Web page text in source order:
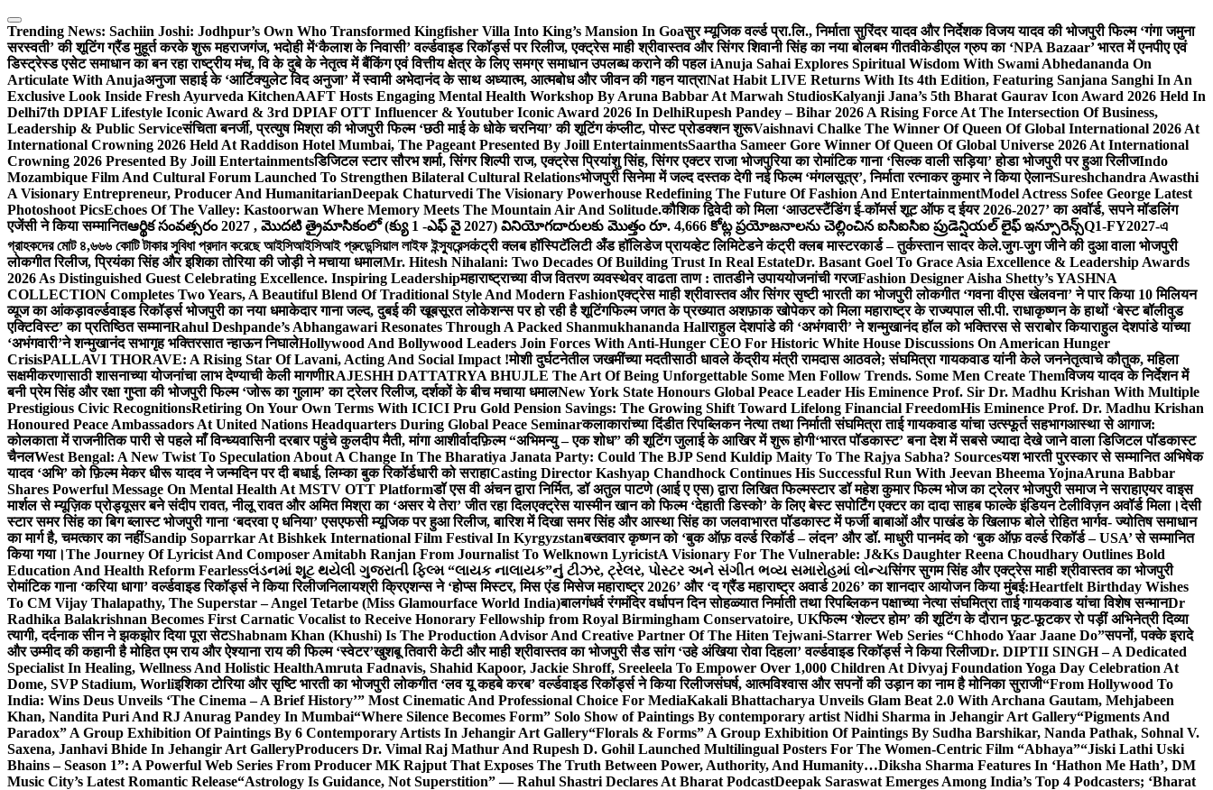
Skip
to
content
Trending News: Sachiin Joshi: Jodhpur’s Own Who Transformed Kingfisher Villa Into King’s Mansion In Goaसुर म्यूजिक वर्ल्ड प्रा.लि., निर्माता सुरिंदर यादव और निर्देशक विजय यादव की भोजपुरी फिल्म ‘गंगा जमुना
सरस्वती’ की शूटिंग ग्रैंड मुहूर्त करके शुरू महराजगंज, भदोही में‘कैलाश के निवासी’ वर्ल्डवाइड रिकॉर्ड्स पर रिलीज, एक्ट्रेस माही श्रीवास्तव और सिंगर शिवानी सिंह का नया बोलबम गीतवीकेडीएल ग्रुप का ‘NPA Bazaar’ भारत में एनपीए एवं
डिस्ट्रेस्ड एसेट समाधान का बन रहा राष्ट्रीय मंच, वि के दुबे के नेतृत्व में बैंकिंग एवं वित्तीय क्षेत्र के लिए समग्र समाधान उपलब्ध कराने की पहल iAnuja Sahai Explores Spiritual Wisdom With Swami Abhedananda On
Articulate With Anujaअनुजा सहाई के ‘आर्टिक्युलेट विद अनुजा’ में स्वामी अभेदानंद के साथ अध्यात्म, आत्मबोध और जीवन की गहन यात्राNat Habit LIVE Returns With Its 4th Edition, Featuring Sanjana Sanghi In An
Exclusive Look Inside Fresh Ayurveda KitchenAAFT Hosts Engaging Mental Health Workshop By Aruna Babbar At Marwah StudiosKalyanji Jana’s 5th Bharat Gaurav Icon Award 2026 Held In
Delhi7th DPIAF Lifestyle Iconic Award & 3rd DPIAF OTT Influencer & Youtuber Iconic Award 2026 In DelhiRupesh Pandey – Bihar 2026 A Rising Force At The Intersection Of Business,
Leadership & Public Serviceसंचिता बनर्जी, प्रत्युष मिश्रा की भोजपुरी फिल्म ‘छठी माई के धोके चरनिया’ की शूटिंग कंप्लीट, पोस्ट प्रोडक्शन शुरूVaishnavi Chalke The Winner Of Queen Of Global International 2026 At
International Crowning 2026 Held At Raddison Hotel Mumbai, The Pageant Presented By Joill EntertainmentsSaartha Sameer Gore Winner Of Queen Of Global Universe 2026 At International
Crowning 2026 Presented By Joill Entertainmentsडिजिटल स्टार सौरभ शर्मा, सिंगर शिल्पी राज, एक्ट्रेस प्रियांशु सिंह, सिंगर एक्टर राजा भोजपुरिया का रोमांटिक गाना ‘सिल्क वाली सड़िया’ होडा भोजपुरी पर हुआ रिलीजIndo
Mozambique Film And Cultural Forum Launched To Strengthen Bilateral Cultural Relationsभोजपुरी सिनेमा में जल्द दस्तक देगी नई फिल्म ‘मंगलसूत्र’, निर्माता रत्नाकर कुमार ने किया ऐलानSureshchandra Awasthi
A Visionary Entrepreneur, Producer And HumanitarianDeepak Chaturvedi The Visionary Powerhouse Redefining The Future Of Fashion And EntertainmentModel Actress Sofee George Latest
Photoshoot PicsEchoes Of The Valley: Kastoorwan Where Memory Meets The Mountain Air And Solitude.कौशिक द्विवेदी को मिला ‘आउटस्टैंडिंग ई-कॉमर्स शूट ऑफ द ईयर 2026-2027’ का अवॉर्ड, सपने मॉडलिंग
एजेंसी ने किया सम्मानितఆర్థిక సంవత్సరం 2027 , మొదటి త్రైమాసికంలో (క్యు 1 -ఎఫ్ వై 2027) వినియోగదారులకు మొత్తం రూ. 4,666 కోట్ల ప్రయోజనాలను చెల్లించిన ఐసిఐసిఐ ప్రుడెన్షియల్ లైఫ్ ఇన్సూరెన్స్Q1-FY2027-এ
গ্রাহকদের মোট ৪,৬৬৬ কোটি টাকার সুবিধা প্রদান করেছে আইসিআইসিআই প্রুডেন্সিয়াল লাইফ ইন্স্যুরেন্সकंट्री क्लब हॉस्पिटॅलिटी अँड हॉलिडेज प्रायव्हेट लिमिटेडने कंट्री क्लब मास्टरकार्ड – तुर्कस्तान सादर केले.जुग-जुग जीने की दुआ वाला भोजपुरी
लोकगीत रिलीज, प्रियंका सिंह और इशिका तोरिया की जोड़ी ने मचाया धमालMr. Hitesh Nihalani: Two Decades Of Building Trust In Real EstateDr. Basant Goel To Grace Asia Excellence & Leadership Awards
2026 As Distinguished Guest Celebrating Excellence. Inspiring Leadershipमहाराष्ट्राच्या वीज वितरण व्यवस्थेवर वाढता ताण : तातडीने उपाययोजनांची गरजFashion Designer Aisha Shetty’s YASHNA
COLLECTION Completes Two Years, A Beautiful Blend Of Traditional Style And Modern Fashionएक्ट्रेस माही श्रीवास्तव और सिंगर सृष्टी भारती का भोजपुरी लोकगीत ‘गवना वीएस खेलवना’ ने पार किया 10 मिलियन
व्यूज का आंकड़ावर्ल्डवाइड रिकॉर्ड्स भोजपुरी का नया धमाकेदार गाना जल्द, दुबई की खूबसूरत लोकेशन्स पर हो रही है शूटिंगफिल्म जगत के प्रख्यात अशफ़ाक खोपेकर को मिला महाराष्ट्र के राज्यपाल सी.पी. राधाकृष्णन के हाथों ‘बेस्ट बॉलीवुड
एक्टिविस्ट’ का प्रतिष्ठित सम्मानRahul Deshpande’s Abhangawari Resonates Through A Packed Shanmukhananda Hallराहुल देशपांडे की ‘अभंगवारी’ ने शन्मुखानंद हॉल को भक्तिरस से सराबोर कियाराहुल देशपांडे यांच्या
‘अभंगवारी’ने शन्मुखानंद सभागृह भक्तिरसात न्हाऊन निघालेHollywood And Bollywood Leaders Join Forces With Anti-Hunger CEO For Historic White House Discussions On American Hunger
CrisisPALLAVI THORAVE: A Rising Star Of Lavani, Acting And Social Impact !मोशी दुर्घटनेतील जखमींच्या मदतीसाठी धावले केंद्रीय मंत्री रामदास आठवले; संघमित्रा गायकवाड यांनी केले जननेतृत्वाचे कौतुक, महिला
सक्षमीकरणासाठी शासनाच्या योजनांचा लाभ देण्याची केली मागणीRAJESHH DATTATRYA BHUJLE The Art Of Being Unforgettable Some Men Follow Trends. Some Men Create Themविजय यादव के निर्देशन में
बनी प्रेम सिंह और रक्षा गुप्ता की भोजपुरी फिल्म ‘जोरू का गुलाम’ का ट्रेलर रिलीज, दर्शकों के बीच मचाया धमालNew York State Honours Global Peace Leader His Eminence Prof. Sir Dr. Madhu Krishan With Multiple
Prestigious Civic RecognitionsRetiring On Your Own Terms With ICICI Pru Gold Pension Savings: The Growing Shift Toward Lifelong Financial FreedomHis Eminence Prof. Dr. Madhu Krishan
Honoured Peace Ambassadors At United Nations Headquarters During Global Peace Seminarकलाकारांच्या दिंडीत रिपब्लिकन नेत्या तथा निर्माती संघमित्रा ताई गायकवाड यांचा उत्स्फूर्त सहभागआस्था से आगाज:
कोलकाता में राजनीतिक पारी से पहले माँ विन्ध्यवासिनी दरबार पहुंचे कुलदीप मैती, मांगा आशीर्वादफ़िल्म “अभिमन्यु – एक शोध” की शूटिंग जुलाई के आखिर में शुरू होगी‘भारत पॉडकास्ट’ बना देश में सबसे ज्यादा देखे जाने वाला डिजिटल पॉडकास्ट
चैनलWest Bengal: A New Twist To Speculation About A Change In The Bharatiya Janata Party: Could The BJP Send Kuldip Maity To The Rajya Sabha? Sourcesयश भारती पुरस्कार से सम्मानित अभिषेक
यादव ‘अभि’ को फ़िल्म मेकर धीरू यादव ने जन्मदिन पर दी बधाई, लिम्का बुक रिकॉर्डधारी को सराहाCasting Director Kashyap Chandhock Continues His Successful Run With Jeevan Bheema YojnaAruna Babbar
Shares Powerful Message On Mental Health At MSTV OTT Platformडॉ एस वी अंचन द्वारा निर्मित, डॉ अतुल पाटणे (आई ए एस) द्वारा लिखित फिल्मस्टार डॉ महेश कुमार फिल्म भोज का ट्रेलर भोजपुरी समाज ने सराहाएयर वाइस
मार्शल से म्यूज़िक प्रोड्यूसर बने संदीप रावत, नीलू रावत और अमित मिश्रा का ‘असर ये तेरा’ जीत रहा दिलएक्ट्रेस यास्मीन खान को फिल्म ‘देहाती डिस्को’ के लिए बेस्ट सपोर्टिंग एक्टर का दादा साहब फाल्के इंडियन टेलीविज़न अवॉर्ड मिला।देसी
स्टार समर सिंह का बिग ब्लास्ट भोजपुरी गाना ‘बदरवा ए धनिया’ एसएफसी म्यूजिक पर हुआ रिलीज, बारिश में दिखा समर सिंह और आस्था सिंह का जलवाभारत पॉडकास्ट में फर्जी बाबाओं और पाखंड के खिलाफ बोले रोहित भार्गव- ज्योतिष समाधान
का मार्ग है, चमत्कार का नहींSandip Soparrkar At Bishkek International Film Festival In Kyrgyzstanबख्तवार कृष्णन को ‘बुक ऑफ़ वर्ल्ड रिकॉर्ड – लंदन’ और डॉ. माधुरी पानमंद को ‘बुक ऑफ़ वर्ल्ड रिकॉर्ड – USA’ से सम्मानित
किया गया।The Journey Of Lyricist And Composer Amitabh Ranjan From Journalist To Welknown LyricistA Visionary For The Vulnerable: J&Ks Daughter Reena Choudhary Outlines Bold
Education And Health Reform Fearlessલંડનમાં શૂટ થયેલી ગુજરાતી ફિલ્મ “લાયક નાલાયક”નું ટીઝર, ટ્રેલર, પોસ્ટર અને સંગીત ભવ્ય સમારોહમાં લોન્ચसिंगर सुगम सिंह और एक्ट्रेस माही श्रीवास्तव का भोजपुरी
रोमांटिक गाना ‘करिया धागा’ वर्ल्डवाइड रिकॉर्ड्स ने किया रिलीजनिलायश्री क्रिएशन्स ने ‘होप्स मिस्टर, मिस एंड मिसेज महाराष्ट्र 2026’ और ‘द ग्रैंड महाराष्ट्र अवार्ड 2026’ का शानदार आयोजन किया मुंबई:Heartfelt Birthday Wishes
To CM Vijay Thalapathy, The Superstar – Angel Tetarbe (Miss Glamourface World India)बालगंधर्व रंगमंदिर वर्धापन दिन सोहळ्यात निर्माती तथा रिपब्लिकन पक्षाच्या नेत्या संघमित्रा ताई गायकवाड यांचा विशेष सन्मानDr
Radhika Balakrishnan Becomes First Carnatic Vocalist to Receive Honorary Fellowship from Royal Birmingham Conservatoire, UKफिल्म ‘शेल्टर होम’ की शूटिंग के दौरान फूट-फूटकर रो पड़ीं अभिनेत्री दिव्या
त्यागी, दर्दनाक सीन ने झकझोर दिया पूरा सेटShabnam Khan (Khushi) Is The Production Advisor And Creative Partner Of The Hiten Tejwani-Starrer Web Series “Chhodo Yaar Jaane Do”सपनों, पक्के इरादे
और उम्मीद की कहानी है मोहित एम राय और ऐश्याना राय की फिल्म ‘स्वेटर’खुशबू तिवारी केटी और माही श्रीवास्तव का भोजपुरी सैड सांग ‘उहे अंखिया रोवा दिहला’ वर्ल्डवाइड रिकॉर्ड्स ने किया रिलीजDr. DIPTII SINGH – A Dedicated
Specialist In Healing, Wellness And Holistic HealthAmruta Fadnavis, Shahid Kapoor, Jackie Shroff, Sreeleela To Empower Over 1,000 Children At Divyaj Foundation Yoga Day Celebration At
Dome, SVP Stadium, Worliइशिका टोरिया और सृष्टि भारती का भोजपुरी लोकगीत ‘लव यू कहबे करब’ वर्ल्डवाइड रिकॉर्ड्स ने किया रिलीजसंघर्ष, आत्मविश्वास और सपनों की उड़ान का नाम है मोनिका सुराजी“From Hollywood To
India: Wins Deus Unveils ‘The Cinema – A Brief History’” Most Cinematic And Professional Choice For MediaKakali Bhattacharya Unveils Glam Beat 2.0 With Archana Gautam, Mehjabeen
Khan, Nandita Puri And RJ Anurag Pandey In Mumbai“Where Silence Becomes Form” Solo Show of Paintings By contemporary artist Nidhi Sharma in Jehangir Art Gallery“Pigments And
Paradox” A Group Exhibition Of Paintings By 6 Contemporary Artists In Jehangir Art Gallery“Florals & Forms” A Group Exhibition Of Paintings By Sudha Barshikar, Nanda Pathak, Sohnal V.
Saxena, Janhavi Bhide In Jehangir Art GalleryProducers Dr. Vimal Raj Mathur And Rupesh D. Gohil Launched Multilingual Posters For The Women-Centric Film “Abhaya”“Jiski Lathi Uski
Bhains – Season 1”: A Powerful Web Series From Producer MK Rajput That Exposes The Truth Between Power, Authority, And Humanity…Diksha Sharma Features In ‘Hathon Me Hath’, DM
Music City’s Latest Romantic Release“Astrology Is Guidance, Not Superstition” — Rahul Shastri Declares At Bharat PodcastDeepak Saraswat Emerges Among India’s Top 4 Podcasters; ‘Bharat